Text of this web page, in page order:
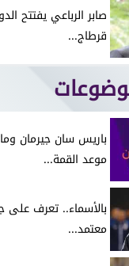
قرطاج...
باريس سان جيرمان
موعد القمة...
بالأسماء.. تعرف على
معتمد...